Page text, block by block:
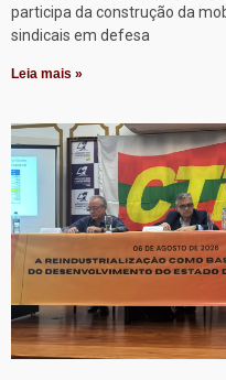
participa da construção da
sindicais em defesa
Leia mais »